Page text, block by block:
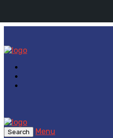
Search
Menu